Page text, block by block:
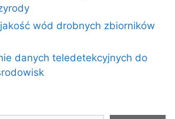
wód drobnych zbiorników
danych teledetekcyjnych do